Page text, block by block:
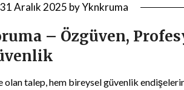
31 Aralık 2025 byYknkruma
– Özgüven,
olan talep, hem bireysel güvenlik